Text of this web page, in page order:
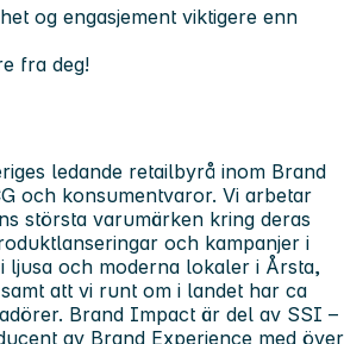
og engasjement viktigere enn
fra deg!
ledande retailbyrå inom Brand
och konsumentvaror. Vi arbetar
största varumärken kring deras
och kampanjer i
ljusa och moderna lokaler i Årsta,
att vi runt om i landet har ca
Brand Impact är del av SSI –
av Brand Experience med över